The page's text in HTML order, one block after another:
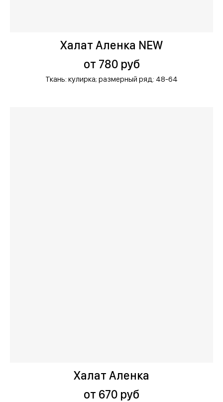
Халат Аленка NEW
от 780 руб
Ткань: кулирка; размерный ряд: 48-64
Халат Аленка
от 670 руб